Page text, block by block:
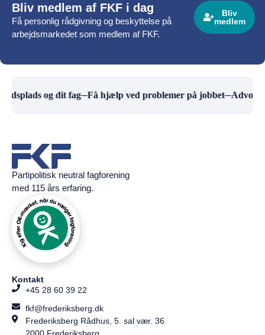
Bliv medlem af FKF i dag
Få personlig rådgivning og beskyttelse på
arbejdsmarkedet som medlem af FKF.
Bliv
medlem
og dit fag─Få hjælp ved problemer på jobbet─
Partipolitisk neutral fagforening
med 115 års erfaring.
Kontakt
+45 28 60 39 22
fkf@frederiksberg.dk
Frederiksberg Rådhus, 5. sal vær. 36
2000 Frederiksberg